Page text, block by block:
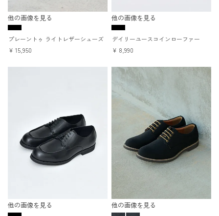
他の画像を見る
プレーントゥ ライトレザーシューズ
¥ 15,950
他の画像を見る
デイリーユースコインローファー
¥ 8,990
他の画像を見る 他の画像を見る